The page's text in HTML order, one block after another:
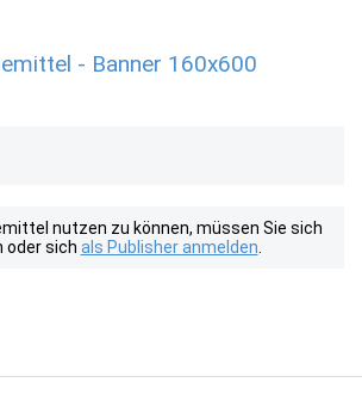
- Banner 160x600
nutzen zu können, müssen Sie sich
oder sich als Publisher anmelden